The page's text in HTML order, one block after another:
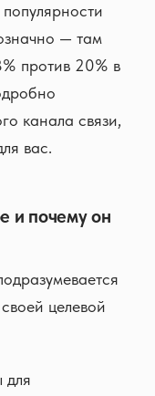
— там
против 20% в
канала связи,
вас.
и почему он
целевой
для